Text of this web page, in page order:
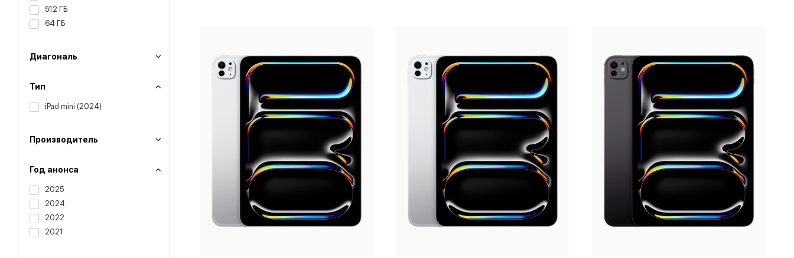
512 ГБ
64 ГБ
Диагональ
Тип
iPad mini (2024)
Производитель
Год анонса
2025
2024
2022
2021